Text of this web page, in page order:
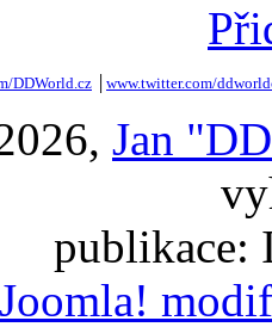
DDWorld.cz www.twitter.com/
Jan
publikace:
Joomla!